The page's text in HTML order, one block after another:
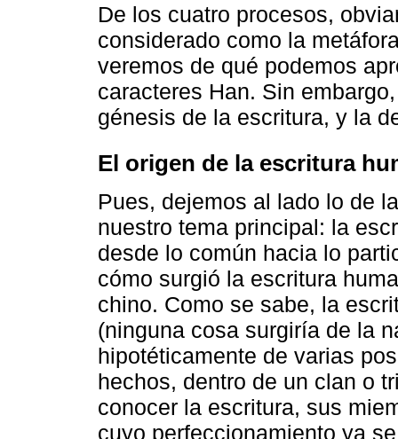
De los cuatro procesos,
considerado como la
veremos de qué podemos
caracteres Han. Sin
génesis de la escritura, y la
El origen de la escritura
Pues, dejemos al lado lo de
nuestro tema principal: la
desde lo común hacia lo
cómo surgió la escritura
chino. Como se sabe, la
(ninguna cosa surgiría de la
hipotéticamente de varias
hechos, dentro de un clan o
conocer la escritura, sus
cuyo perfeccionamiento ya